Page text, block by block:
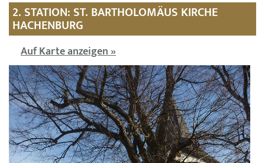
2. STATION: ST. BARTHOLOMÄUS KIRCHE
HACHENBURG
Auf Karte anzeigen »